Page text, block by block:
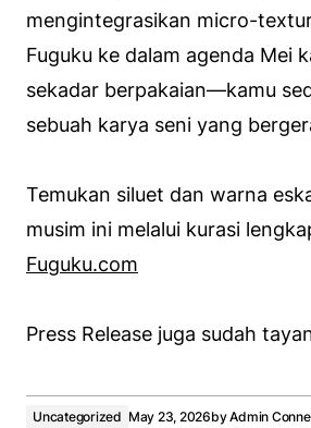
mengintegrasikan micro-
Fuguku ke dalam agenda Mei
sekadar berpakaian—kamu
sebuah karya seni yang
Temukan siluet dan warna
musim ini melalui kurasi
Fuguku.com
Press Release juga sudah
Uncategorized May 23, 2026byAdmin